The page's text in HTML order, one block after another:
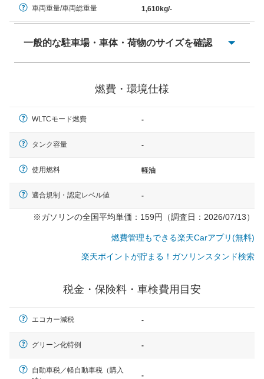
車両重量/車両総重量 1,610kg/-
一般的な駐車場・車体・荷物のサイズを確認
× 長さ 5,000mm 車路幅 5,000mmというサイズが標準値
一般的な車体のサイズの目安
燃費・環境仕様
WLTCモード燃費 -
タンク容量 -
使用燃料 軽油
適合規制・認定レベル値 -
※ガソリンの全国平均単価：159円（調査日：2026/07/13）
燃費管理もできる楽天Carアプリ(無料)
楽天ポイントが貯まる！ガソリンスタンド検索
税金・保険料・車検費用目安
エコカー減税 -
グリーン化特例 -
自動車税／軽自動車税（購入
-